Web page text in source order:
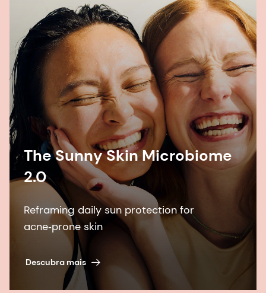
The Sunny Skin Microbiome
2.0
Reframing daily sun protection for
acne‑prone skin
Descubra mais